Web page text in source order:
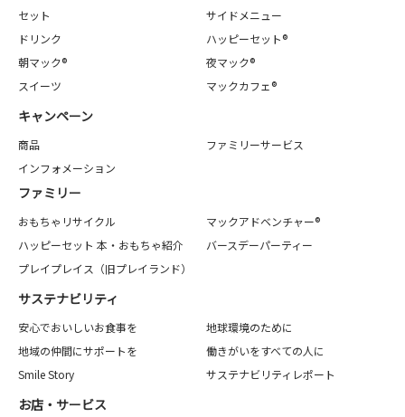
セット
サイドメニュー
ドリンク
ハッピーセット®
朝マック®
夜マック®
スイーツ
マックカフェ®
キャンペーン
商品
ファミリーサービス
インフォメーション
ファミリー
おもちゃリサイクル
マックアドベンチャー®
ハッピーセット 本・おもちゃ紹介
バースデーパーティー
プレイプレイス（旧プレイランド）
サステナビリティ
安心でおいしいお食事を
地球環境のために
地域の仲間にサポートを
働きがいをすべての人に
Smile Story
サステナビリティレポート
お店・サービス